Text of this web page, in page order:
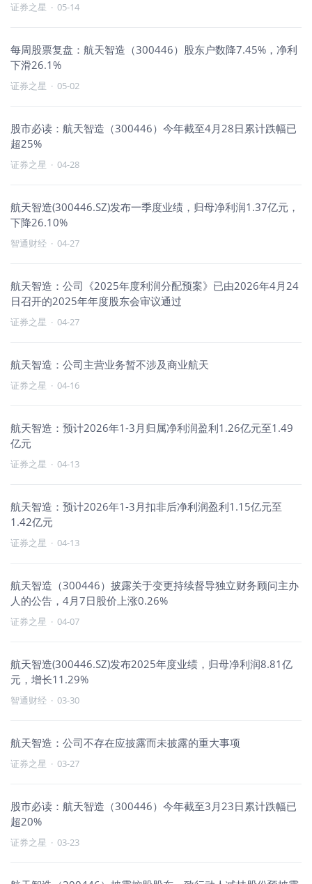
证券之星 · 05-14
每周股票复盘：航天智造（300446）股东户数降7.45%，净利
下滑26.1%
证券之星 · 05-02
股市必读：航天智造（300446）今年截至4月28日累计跌幅已
超25%
证券之星 · 04-28
航天智造(300446.SZ)发布一季度业绩，归母净利润1.37亿元，
下降26.10%
智通财经 · 04-27
航天智造：公司《2025年度利润分配预案》已由2026年4月24
日召开的2025年年度股东会审议通过
证券之星 · 04-27
航天智造：公司主营业务暂不涉及商业航天
证券之星 · 04-16
航天智造：预计2026年1-3月归属净利润盈利1.26亿元至1.49
亿元
证券之星 · 04-13
航天智造：预计2026年1-3月扣非后净利润盈利1.15亿元至
1.42亿元
证券之星 · 04-13
航天智造（300446）披露关于变更持续督导独立财务顾问主办
人的公告，4月7日股价上涨0.26%
证券之星 · 04-07
航天智造(300446.SZ)发布2025年度业绩，归母净利润8.81亿
元，增长11.29%
智通财经 · 03-30
航天智造：公司不存在应披露而未披露的重大事项
证券之星 · 03-27
股市必读：航天智造（300446）今年截至3月23日累计跌幅已
超20%
证券之星 · 03-23